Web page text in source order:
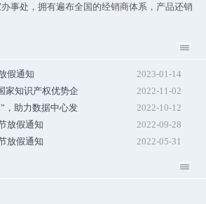
事处，拥有遍布全国的经销商体系，产品还销
2023-01-14
假通知
2022-11-02
家知识产权优势企
2022-10-12
，助力数据中心发
2022-09-28
放假通知
2022-05-31
放假通知